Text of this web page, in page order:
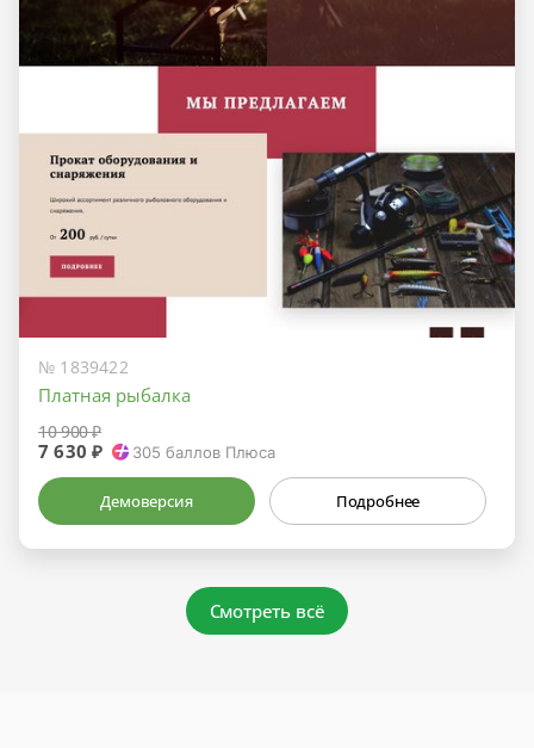
№ 1839422
Платная рыбалка
10 900 ₽
7 630 ₽ 305 баллов Плюса
Демоверсия Подробнее
Смотреть всё